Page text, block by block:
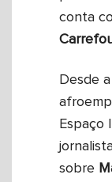
conta
Desde
Espaço
sobre